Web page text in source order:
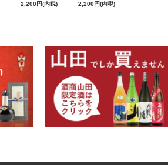
2,200円(内税)
2,200円(内税)